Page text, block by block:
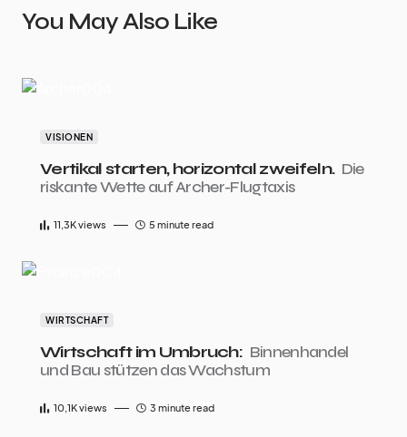
You May Also Like
VISIONEN
Vertikal starten, horizontal zweifeln. Die
riskante Wette auf Archer-Flugtaxis
11,3Kviews 5 minute read
WIRTSCHAFT
Wirtschaft im Umbruch: Binnenhandel
und Bau stützen das Wachstum
10,1Kviews 3 minute read